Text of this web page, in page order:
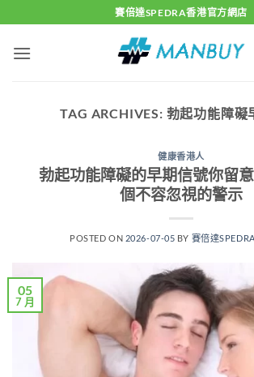
to
content
賽倍達SPEDRA香港官方網店
TAG ARCHIVES: 勃起功能障礙
健康香港人
勃起功能障礙的早期信號你留
個不容忽視的警示
POSTED ON 2026-07-05 BY 賽倍達
05
7 月